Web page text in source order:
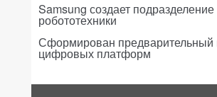
Samsung создает подразделение
робототехники
Сформирован предварительный
цифровых платформ